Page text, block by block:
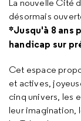
La nouvelle Cité
désormais
*Jusqu'à 8 ans
handicap sur
Cet espace
et actives,
cinq univers, les
leur imagination,